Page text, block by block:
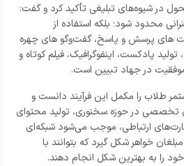
در شیوه‌های تبلیغی تأکید کرد و گفت:
محدود شود؛ بلکه استفاده از
های پرسش و پاسخ، گفت‌وگو های چهره‌
پادکست، اینفوگرافیک، فیلم کوتاه و
موفقیت در جهاد تبیین است.
طلاب را مکمل این فرآیند دانست و
تخصصی در حوزه سخنوری، تولید محتوای
ارتباطی، موجب می‌شود شبکه‌ای
خواهر شکل گیرد که بتوانند با
را به بهترین شکل انجام دهند.